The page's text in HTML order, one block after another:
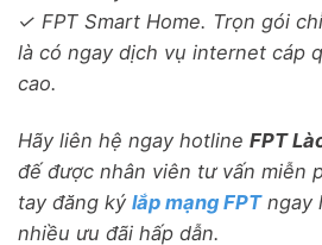
✓ FPT Smart Home. Trọn gói
là có ngay dịch vụ internet cáp
cao.
Hãy liên hệ ngay hotline FPT
đế được nhân viên tư vấn miễn
tay đăng ký lắp mạng FPTngay
nhiều ưu đãi hấp dẫn.